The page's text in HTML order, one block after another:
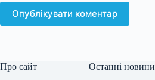
Опублікувати коментар
Про сайт Останні новини